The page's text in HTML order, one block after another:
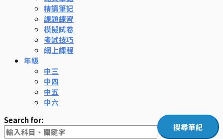
精讀筆記
課題練習
模擬試卷
考試技巧
網上課程
年級
中三
中四
中五
中六
Search for: